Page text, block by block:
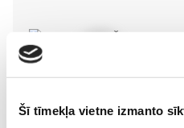
Šī tīmekļa vietne izmanto
pasaulē Jūrmalas